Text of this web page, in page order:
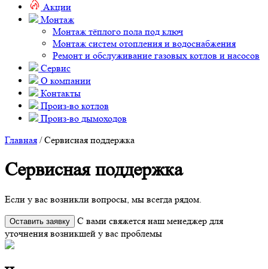
Акции
Монтаж
Монтаж тёплого пола под ключ
Монтаж систем отопления и водоснабжения
Ремонт и обслуживание газовых котлов и насосов
Сервис
О компании
Контакты
Произ-во котлов
Произ-во дымоходов
Главная / Сервисная поддержка
Сервисная поддержка
Если у вас возникли вопросы, мы всегда рядом.
Оставить заявку
С вами свяжется наш менеджер для
уточнения возникшей у вас проблемы